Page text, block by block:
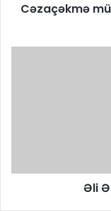
Cəzaçəkmə
Əli